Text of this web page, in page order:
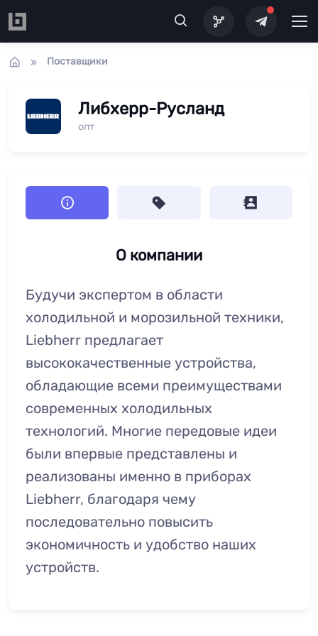
Поставщики
Либхерр-Русланд
опт
О компании
Будучи экспертом в области
холодильной и морозильной техники,
Liebherr предлагает
высококачественные устройства,
обладающие всеми преимуществами
современных холодильных
технологий. Многие передовые идеи
были впервые представлены и
реализованы именно в приборах
Liebherr, благодаря чему
последовательно повысить
экономичность и удобство наших
устройств.